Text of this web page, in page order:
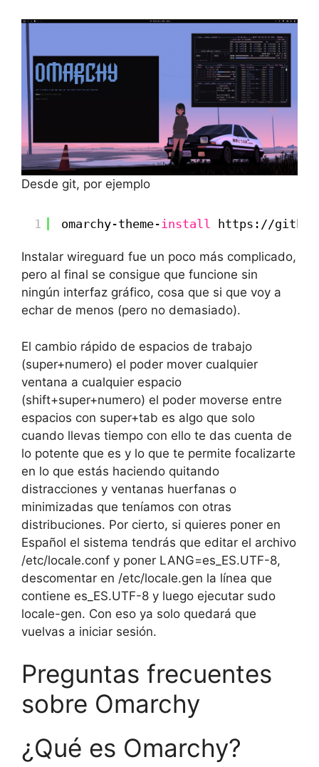
Desde git, por ejemplo
1 omarchy-theme- install https: //github
Instalar wireguard fue un poco más complicado,
pero al final se consigue que funcione sin
ningún interfaz gráfico, cosa que si que voy a
echar de menos (pero no demasiado).
El cambio rápido de espacios de trabajo
(super+numero) el poder mover cualquier
ventana a cualquier espacio
(shift+super+numero) el poder moverse entre
espacios con super+tab es algo que solo
cuando llevas tiempo con ello te das cuenta de
lo potente que es y lo que te permite focalizarte
en lo que estás haciendo quitando
distracciones y ventanas huerfanas o
minimizadas que teníamos con otras
distribuciones. Por cierto, si quieres poner en
Español el sistema tendrás que editar el archivo
/etc/locale.conf y poner LANG=es_ES.UTF-8,
descomentar en /etc/locale.gen la línea que
contiene es_ES.UTF-8 y luego ejecutar sudo
locale-gen. Con eso ya solo quedará que
vuelvas a iniciar sesión.
Preguntas frecuentes
sobre Omarchy
¿Qué es Omarchy?